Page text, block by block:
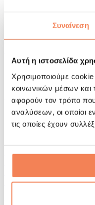
Συναίνεση
Αυτή η ιστοσελίδα
Χρησιμοποιούμε cookie
κοινωνικών μέσων και
αφορούν τον τρόπο που
αναλύσεων, οι οποίοι
τις οποίες έχουν
Βοηθήματα-
Πιστόλια μασάζ
Εργαλεία μασάζ
Κύλινδροι Αφρού &
Τσάντες & σακίδια
Τσάντες τροφίμων &
Σάκοι Γυμναστικής
Σακίδια πλάτης
Αξεσουάρ με βάση τη
Tρέξιμο
Γιόγκα & Πιλάτες
Πεζοπορία